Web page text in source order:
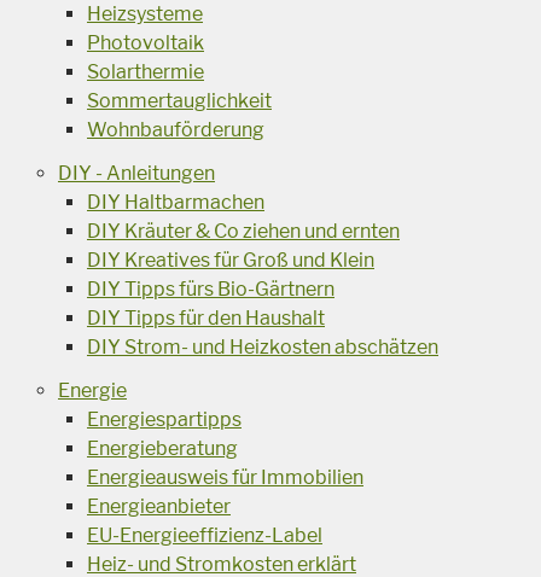
Heizsysteme
Photovoltaik
Solarthermie
Sommertauglichkeit
Wohnbauförderung
DIY - Anleitungen
DIY Haltbarmachen
DIY Kräuter & Co ziehen und ernten
DIY Kreatives für Groß und Klein
DIY Tipps fürs Bio-Gärtnern
DIY Tipps für den Haushalt
DIY Strom- und Heizkosten abschätzen
Energie
Energiespartipps
Energieberatung
Energieausweis für Immobilien
Energieanbieter
EU-Energieeffizienz-Label
Heiz- und Stromkosten erklärt